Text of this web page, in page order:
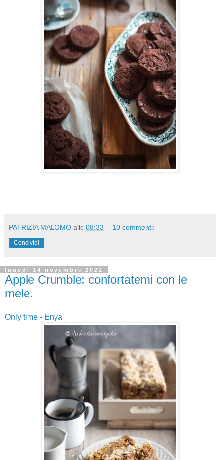
PATRIZIA MALOMO alle 08:33 10 commenti:
Condividi
lunedì 14 novembre 2022
Apple Crumble: confortatemi con le
mele.
Only time - Enya